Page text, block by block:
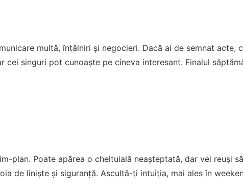
multă, întâlniri și negocieri. Dacă ai de semnat acte,
cei singuri pot cunoaște pe cineva interesant. Finalul
plan. Poate apărea o cheltuială neașteptată, dar vei reuși
de liniște și siguranță. Ascultă-ți intuiția, mai ales în